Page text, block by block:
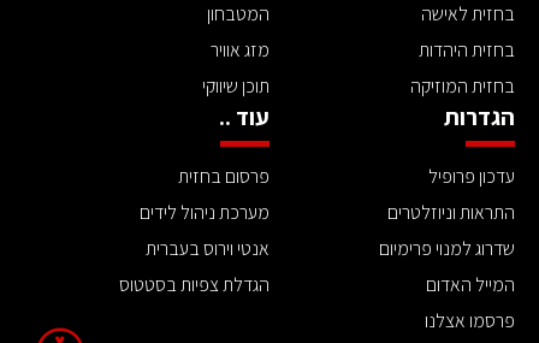
בחזית לאישה
בחזית היהדות
בחזית המוזיקה
המטבחון
מזג אוויר
תוכן שיווקי
הגדרות
עדכון פרופיל
התראות וניוזלטרים
שדרוג למנוי פרימיום
המייל האדום
פרסמו אצלנו
עוד ..
פרסום בחזית
מערכת ניהול לידים
אנטי וירוס בעברית
הגדלת צפיות בסטטוס